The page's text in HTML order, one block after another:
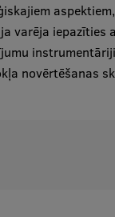
varēja
novērtēšanas